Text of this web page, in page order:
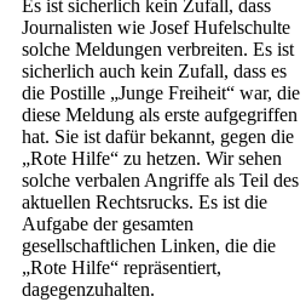
Es ist sicherlich kein Zufall, dass
Journalisten wie Josef Hufelschulte
solche Meldungen verbreiten. Es ist
sicherlich auch kein Zufall, dass es
die Postille „Junge Freiheit“ war, die
diese Meldung als erste aufgegriffen
hat. Sie ist dafür bekannt, gegen die
„Rote Hilfe“ zu hetzen. Wir sehen
solche verbalen Angriffe als Teil des
aktuellen Rechtsrucks. Es ist die
Aufgabe der gesamten
gesellschaftlichen Linken, die die
„Rote Hilfe“ repräsentiert,
dagegenzuhalten.